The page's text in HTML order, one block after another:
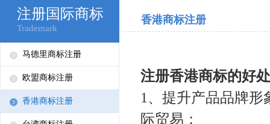
注册国际商标
Trademark
马德里商标注册
欧盟商标注册
香港商标注册
香港商标注册
注册香港商标的好
1 、提升产品品牌形
际贸易；